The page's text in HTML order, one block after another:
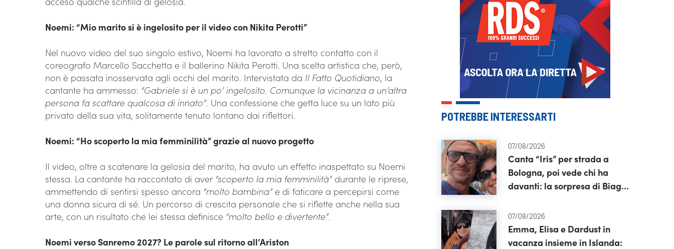
Noemi: “Mio marito si è ingelosito per il video con Nikita Perotti”
Nel nuovo video del suo singolo estivo, Noemi ha lavorato a stretto contatto con il
coreografo Marcello Sacchetta e il ballerino Nikita Perotti. Una scelta artistica che, però,
non è passata inosservata agli occhi del marito. Intervistata da Il Fatto Quotidiano, la
cantante ha ammesso: “Gabriele si è un po’ ingelosito. Comunque la vicinanza a un’altra
persona fa scattare qualcosa di innato”. Una confessione che getta luce su un lato più
privato della sua vita, solitamente tenuto lontano dai riflettori.
Noemi: “Ho scoperto la mia femminilità” grazie al nuovo progetto
Il video, oltre a scatenare la gelosia del marito, ha avuto un effetto inaspettato su Noemi
stessa. La cantante ha raccontato di aver “scoperto la mia femminilità”durante le riprese,
ammettendo di sentirsi spesso ancora “molto bambina”e di faticare a percepirsi come
una donna sicura di sé. Un percorso di crescita personale che si riflette anche nella sua
arte, con un risultato che lei stessa definisce “molto bello e divertente”.
Noemi verso Sanremo 2027? Le parole sul ritorno all’Ariston
POTREBBE INTERESSARTI
07/08/2026
Canta “Iris” per strada a
Bologna, poi vede chi ha
davanti: la sorpresa di Biagio
07/08/2026
Emma, Elisa e Dardust in
vacanza insieme in Islanda: